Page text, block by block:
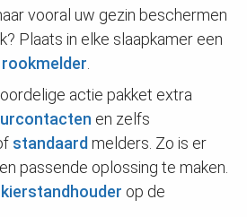
vooral uw gezin beschermen
Plaats in elke slaapkamer een
rookmelder.
actie pakket extra
en zelfs
standaardmelders. Zo is er
passende oplossing te maken.
op de